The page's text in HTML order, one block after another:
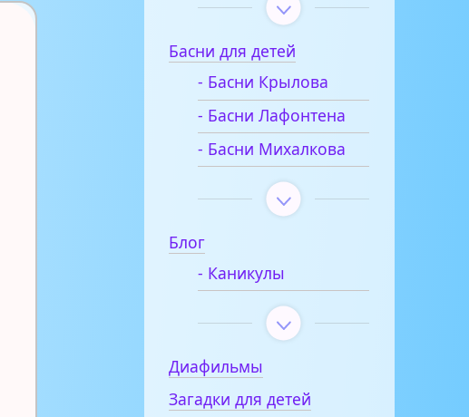
Басни для детей
- Басни Крылова
- Басни Лафонтена
- Басни Михалкова
Блог
- Каникулы
Диафильмы
Загадки для детей